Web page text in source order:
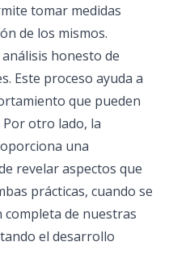
tomar medidas
de los mismos.
honesto de
Este proceso ayuda a
que pueden
otro lado, la
una
revelar aspectos que
prácticas, cuando se
de nuestras
el desarrollo